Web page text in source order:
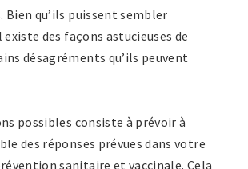
qu’ils puissent sembler
des façons astucieuses de
désagréments qu’ils peuvent
possibles consiste à prévoir à
des réponses prévues dans votre
sanitaire et vaccinale. Cela